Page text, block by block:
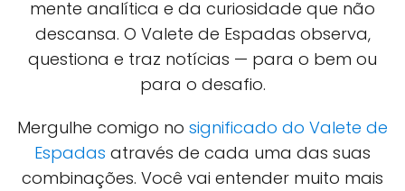
mente analítica e da curiosidade que não
descansa. O Valete de Espadas observa,
questiona e traz notícias — para o bem ou
para o desafio.
Mergulhe comigo no significado do Valete de
Espadas através de cada uma das suas
combinações. Você vai entender muito mais